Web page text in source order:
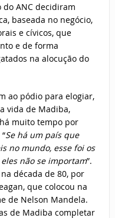
ANC decidiram
baseada no negócio,
e cívicos, que
e de forma
na alocução do
ao pódio para elogiar,
vida de Madiba,
muito tempo por
Se há um país que
no mundo, esse foi os
não se importam”.
década de 80, por
que colocou na
de Nelson Mandela.
de Madiba completar